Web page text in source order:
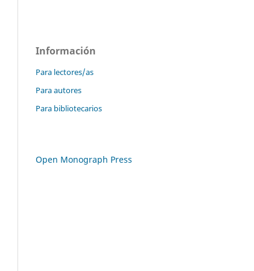
Información
Para lectores/as
Para autores
Para bibliotecarios
Open Monograph Press